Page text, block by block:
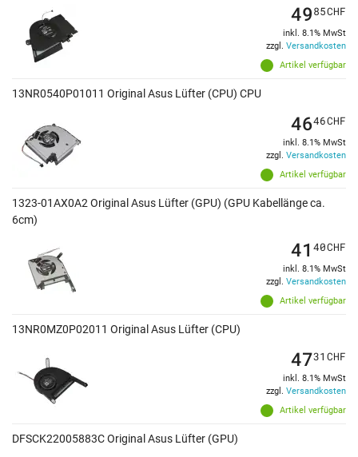
Artikel verfügbar
4985CHF
inkl. 8.1% MwSt
zzgl. Versandkosten
13NR0540P01011 Original Asus Lüfter (CPU) CPU
Artikel verfügbar
4646CHF
inkl. 8.1% MwSt
zzgl. Versandkosten
1323-01AX0A2 Original Asus Lüfter (GPU) (GPU Kabellänge ca.
6cm)
Artikel verfügbar
41 40CHF
inkl. 8.1% MwSt
zzgl. Versandkosten
13NR0MZ0P02011 Original Asus Lüfter (CPU)
Artikel verfügbar
4731 CHF
inkl. 8.1% MwSt
zzgl. Versandkosten
DFSCK22005883C Original Asus Lüfter (GPU)